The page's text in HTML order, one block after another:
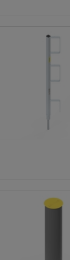
Váš výslovný
osobní údaje.
ÚDAJŮ DO